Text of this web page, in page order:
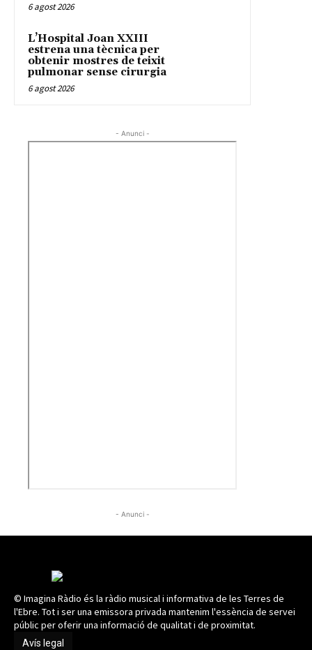
6 agost 2026
L’Hospital Joan XXIII
estrena una tècnica per
obtenir mostres de teixit
pulmonar sense cirurgia
6 agost 2026
- Anunci -
- Anunci -
© Imagina Ràdio és la ràdio musical i informativa de les Terres de
l'Ebre. Tot i ser una emissora privada mantenim l'essència de servei
públic per oferir una informació de qualitat i de proximitat.
Avís legal